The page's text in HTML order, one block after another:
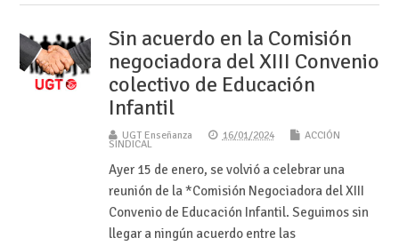
Sin acuerdo en la Comisión
negociadora del XIII Convenio
colectivo de Educación
Infantil
UGT Enseñanza 16/01/2024 ACCIÓN
SINDICAL
Ayer 15 de enero, se volvió a celebrar una
reunión de la *Comisión Negociadora del XIII
Convenio de Educación Infantil. Seguimos sin
llegar a ningún acuerdo entre las